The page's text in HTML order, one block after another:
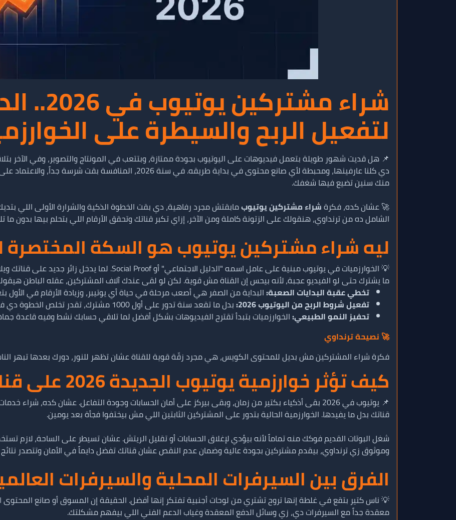
شراء
لتفعيل الربح والسيطرة على
📌 هل قديت شهور طويلة بتعمل فيديوهات على اليوتيوب بجودة ممتازة، وبتتعب في المونتاج والتصوير، وفي الآخر
منك سنين تضيع فيها شغفك.
🚀 عشان كده، فكرةشراء مشتركين يوتيوبمابقتش مجرد رفاهية، دي بقت الخطوة الذكية والشرارة الأولى اللي
الشامل ده من ترنداوي، هنقولك على الزتونة كاملة ومن الآخر، إزاي تكبر قناتك وتحقق الأرقام اللي بتحلم بيها
ليه شراء مشتركين يوتيوب هو السكة المختصرة
ما يشترك حتى لو الفيديو عجبة، لأنه بيحس إن القناة مش قوية. لكن لو لقى عندك آلاف المشتركين، عقله الباطن
تخطي عقبة البدايات الصعبة: البداية من الصفر هي أصعب مرحلة في حياة أي يوتيبر، وزيادة الأرقام في
تفعيل شروط الربح من اليوتيوب 2026:
بدل ما تقعد سنة تدور على أول 1000 مشترك، تقدر تخلص الخطوة دي في أيام وتفرغ وقتك لصناعة المحتوى.
تحفيز النمو الطبيعي: الخوارزميات بتبدأ تقترح الفيديوهات بشكل أفضل لما تلاقي حسابك نشط وفيه قاعدة
🚀 نصيحة ترنداوي
فكرة شراء المشتركين مش بديل للمحتوى الكويس، هي مجرد زقّة قوية للقناة عشان تظهر للنور، دورك بعدها تبهر
كيف تؤثر خوارزمية يوتيوب الجديدة 2026 على قناتك؟
📌 يوتيوب في 2026 بقى أذكياء بكتير من زمان، وبقى بيركز على أمان الحسابات وجودة التفاعل. عشان كده،
قناتك بدل ما يفيدها. الخوارزمية الحالية بتدور على المشتركين الثابتين اللي مش بيختفوا فجأة بعد يومين.
شغل البوتات القديم فوكك منه تماماً لأنه بيؤدي لإغلاق الحسابات أو تقليل الريتش. عشان تسيطر على الساحة، لازم
وموثوق زي ترنداوي، بيقدم مشتركين بجودة عالية وضمان عدم النقص عشان قناتك تفضل دايماً في الأمان وتتصدر نتائج
الفرق بين السيرفرات المحلية والسيرفرات
💡 ناس كتير بتقع في غلطة إنها تروح تشتري من لوحات أجنبية تفتكر إنها أفضل. الحقيقة إن المسوق أو صانع
معقدة جداً مع السيرفرات دي، زي وسائل الدفع المعقدة وغياب الدعم الفني اللي بيفهم مشكلتك.